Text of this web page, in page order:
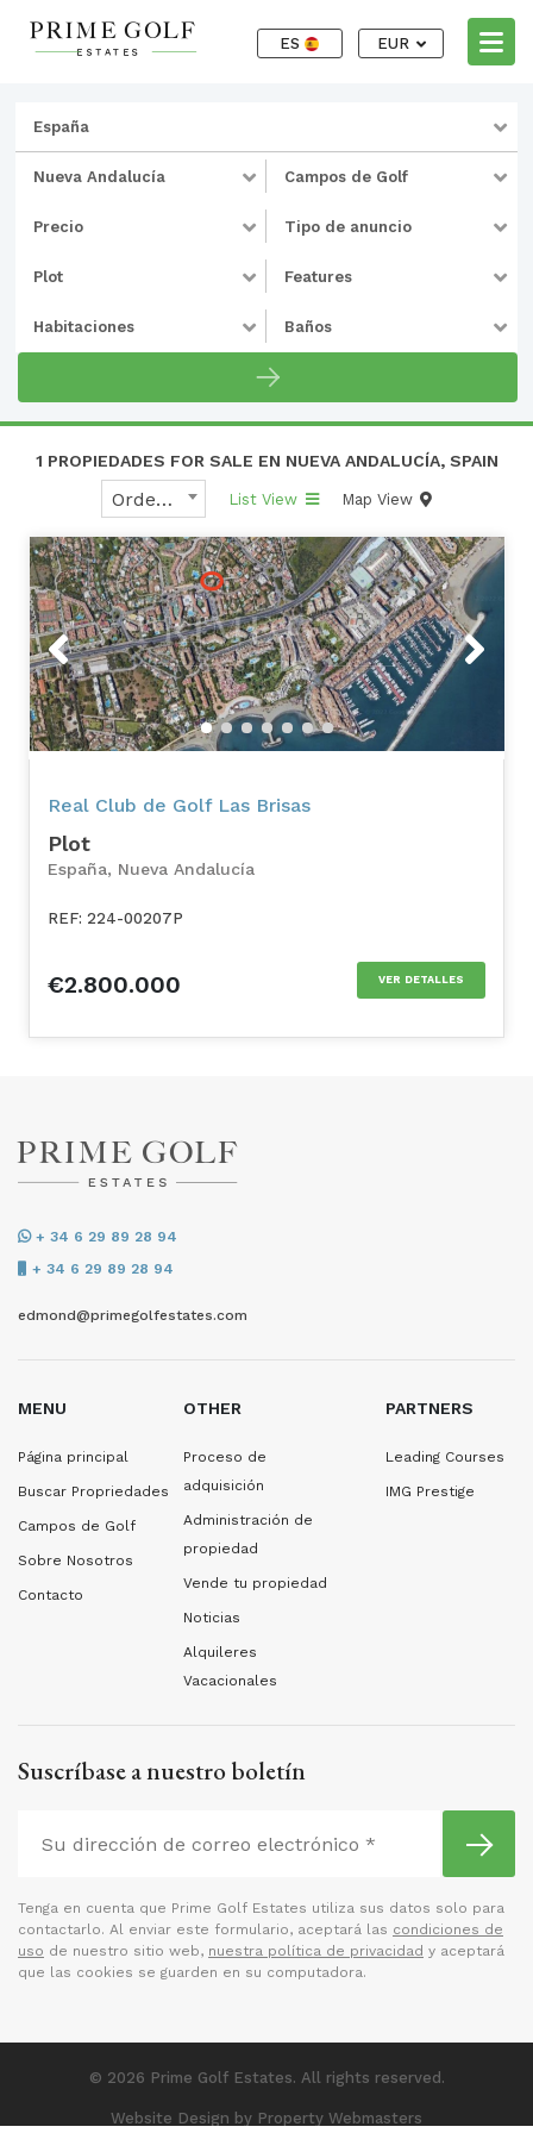
ES EUR
España
Nueva Andalucía Campos de Golf
Precio Tipo de anuncio
Plot Features
Habitaciones Baños
1 PROPIEDADES FOR SALE EN NUEVA ANDALUCÍA, SPAIN
Ordenar por List View Map View
Previous Next
Real Club de Golf Las Brisas
Plot
España, Nueva Andalucía
REF: 224-00207P
€2.800.000 VER DETALLES
+ 34 6 29 89 28 94
+ 34 6 29 89 28 94
edmond@primegolfestates.com
MENU
Página principal
Buscar Propriedades
Campos de Golf
Sobre Nosotros
Contacto
OTHER
Proceso de
adquisición
Administración de
propiedad
Vende tu propiedad
Noticias
Alquileres
Vacacionales
PARTNERS
Leading Courses
IMG Prestige
Suscríbase a nuestro boletín
Tenga en cuenta que Prime Golf Estates utiliza sus datos solo para
contactarlo. Al enviar este formulario, aceptará las condiciones de
uso de nuestro sitio web, nuestra política de privacidad y aceptará
que las cookies se guarden en su computadora.
© 2026 Prime Golf Estates. All rights reserved.
Website Design by Property Webmasters